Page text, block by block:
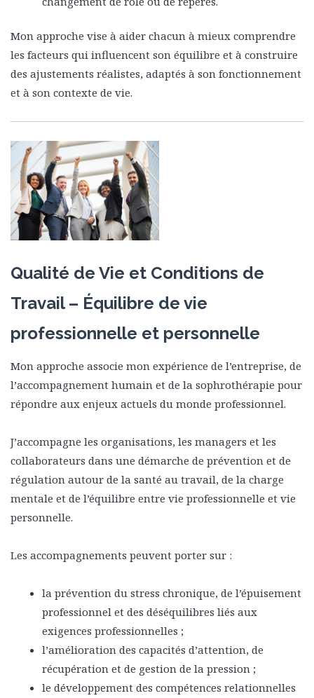
Mon approche vise à aider chacun à mieux comprendre
les facteurs qui influencent son équilibre et à construire
des ajustements réalistes, adaptés à son fonctionnement
et à son contexte de vie.
Qualité de Vie et Conditions de
Travail – Équilibre de vie
professionnelle et personnelle
Mon approche associe mon expérience de l’entreprise, de
l’accompagnement humain et de la sophrothérapie pour
répondre aux enjeux actuels du monde professionnel.
J’accompagne les organisations, les managers et les
collaborateurs dans une démarche de prévention et de
régulation autour de la santé au travail, de la charge
mentale et de l’équilibre entre vie professionnelle et vie
personnelle.
Les accompagnements peuvent porter sur :
la prévention du stress chronique, de l’épuisement
professionnel et des déséquilibres liés aux
exigences professionnelles ;
l’amélioration des capacités d’attention, de
récupération et de gestion de la pression ;
le développement des compétences relationnelles